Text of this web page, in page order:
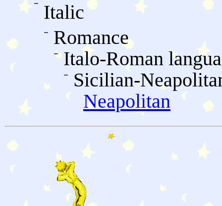
Italic
Romance
Italo-Roman
Sicilian-
Neapolitan